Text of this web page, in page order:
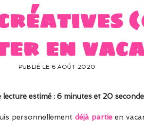
en
PUBLIÉ LE 6 AOÛT 2020
lecture estimé : 6 minutes et 20
personnellementdéjà partie en